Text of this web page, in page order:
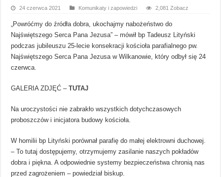
24 czerwca 2021 Komunikaty i zapowiedzi 2,081 Zobacz
„Powróćmy do źródła dobra, ukochajmy nabożeństwo do
Najświętszego Serca Pana Jezusa” – mówił bp Tadeusz Lityński
podczas jubileuszu 25-lecie konsekracji kościoła parafialnego pw.
Najświętszego Serca Pana Jezusa w Wilkanowie, który odbył się 24
czerwca.
GALERIA ZDJĘĆ –TUTAJ
Na uroczystości nie zabrakło wszystkich dotychczasowych
proboszczów i inicjatora budowy kościoła.
W homilii bp Lityński porównał parafię do małej elektrowni duchowej.
– To tutaj dostępujemy, otrzymujemy zasilanie naszych pokładów
dobra i piękna. A odpowiednie systemy bezpieczeństwa chronią nas
przed zagrożeniem – powiedział biskup.